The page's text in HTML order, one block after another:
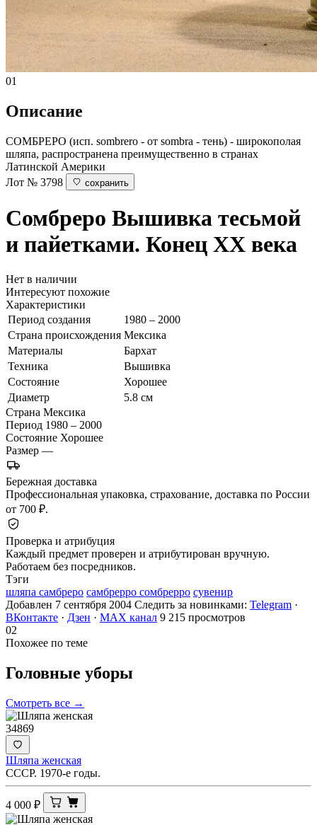
01
Описание
СОМБРЕРО (исп. sombrero - от sombra - тень) - широкополая
шляпа, распространена преимущественно в странах
Латинской Америки
Лот № 3798
сохранить
Сомбреро Вышивка тесьмой
и пайетками. Конец ХХ века
Нет в наличии
Интересуют похожие
Характеристики
Период создания
1980 – 2000
Страна происхождения Мексика
Материалы
Бархат
Техника
Вышивка
Состояние
Хорошее
Диаметр
5.8 см
Страна Мексика
Период 1980 – 2000
Состояние Хорошее
Размер —
Бережная доставка
Профессиональная упаковка, страхование, доставка по России
от 700 ₽.
Проверка и атрибуция
Каждый предмет проверен и атрибутирован вручную.
Работаем без посредников.
Тэги
шляпа самбреро самбрерро сомбрерро сувенир
Добавлен 7 сентября 2004 Следить за новинками: Telegram ·
ВКонтакте · Дзен · MAX канал 9 215 просмотров
02
Похожее по теме
Головные уборы
Смотреть все →
34869
Шляпа женская
СССР. 1970-е годы.
4 000 ₽